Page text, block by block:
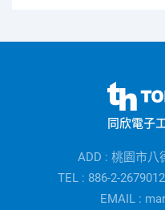
同欣電子
ADD : 桃園市八
TEL : 886-2-
EMAIL :